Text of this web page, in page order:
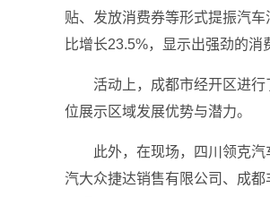
贴、发放消费券等形式提振汽
比增长23.5%，显示出强劲的消
活动上，成都市经开区进
位展示区域发展优势与潜力。
此外，在现场，四川领克
汽大众捷达销售有限公司、成